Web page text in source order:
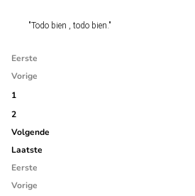
"Todo bien , todo bien."
Eerste
Vorige
1
2
Volgende
Laatste
Eerste
Vorige